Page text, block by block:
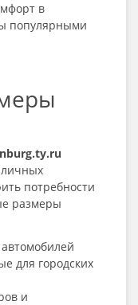
в
популярными
потребности
размеры
для городских
и